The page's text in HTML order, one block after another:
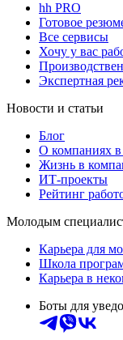
hh PRO
Готовое
Все сервисы
Хочу у вас
Экспертная
Новости и статьи
Блог
О компаниях
Жизнь в
ИТ-проекты
Рейтинг
Молодым
Карьера для
Школа
Карьера в
Боты для